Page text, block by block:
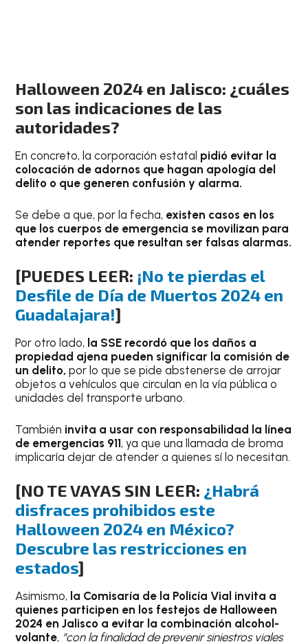
Halloween 2024 en Jalisco: ¿cuáles
son las indicaciones de las
autoridades?
En concreto, la corporación estatal pidió evitar la
colocación de adornos que hagan apología del
delito o que generen confusión y alarma.
Se debe a que, por la fecha, existen casos en los
que los cuerpos de emergencia se movilizan para
atender reportes que resultan ser falsas alarmas.
[PUEDES LEER: ¡No te pierdas el
Desfile de Día de Muertos 2024 en
Guadalajara!]
Por otro lado, la SSE recordó que los daños a
propiedad ajena pueden significar la comisión de
un delito, por lo que se pide abstenerse de arrojar
objetos a vehículos que circulan en la vía pública o
unidades del transporte urbano.
También invita a usar con responsabilidad la línea
de emergencias 911, ya que una llamada de broma
implicaría dejar de atender a quienes sí lo necesitan.
[NO TE VAYAS SIN LEER: ¿Habrá
disfraces prohibidos este
Halloween 2024 en México?
Descubre las restricciones en
estados]
Asimismo, la Comisaría de la Policía Vial invita a
quienes participen en los festejos de Halloween
2024 en Jalisco a evitar la combinación alcohol-
volante, “con la finalidad de prevenir siniestros viales